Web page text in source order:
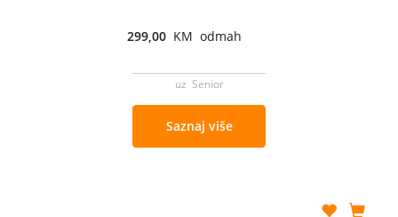
299,00 KM odmah
uz Senior
Saznaj više